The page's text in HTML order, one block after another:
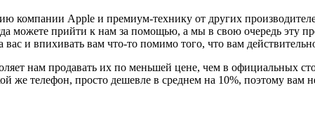
компании Apple и премиум-технику от других
можете прийти к нам за помощью, а мы в свою очередь эту
и впихивать вам что-то помимо того, что вам
нам продавать их по меньшей цене, чем в официальных
же телефон, просто дешевле в среднем на 10%, поэтому